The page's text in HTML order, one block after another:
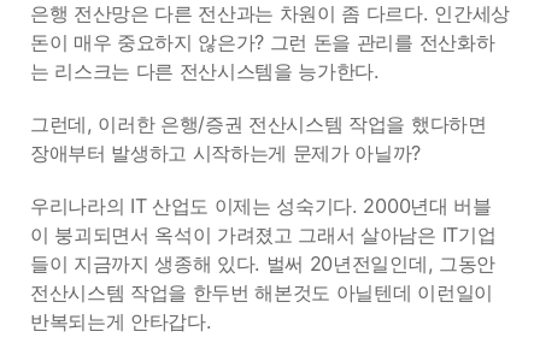
은행 전산망은 다른 전산과는 차원이 좀 다르다. 인간세상
돈이 매우 중요하지 않은가? 그런 돈을 관리를 전산화하
는 리스크는 다른 전산시스템을 능가한다.
그런데, 이러한 은행/증권 전산시스템 작업을 했다하면
장애부터 발생하고 시작하는게 문제가 아닐까?
우리나라의 IT 산업도 이제는 성숙기다. 2000년대 버블
이 붕괴되면서 옥석이 가려졌고 그래서 살아남은 IT기업
들이 지금까지 생종해 있다. 벌써 20년전일인데, 그동안
전산시스템 작업을 한두번 해본것도 아닐텐데 이런일이
반복되는게 안타갑다.